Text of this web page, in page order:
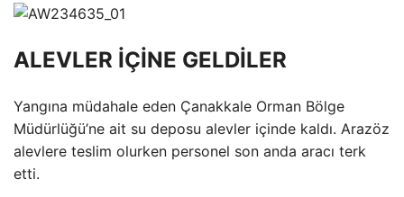
ALEVLER İÇİNE GELDİLER
Yangına müdahale eden Çanakkale Orman Bölge
Müdürlüğü’ne ait su deposu alevler içinde kaldı. Arazöz
alevlere teslim olurken personel son anda aracı terk
etti.